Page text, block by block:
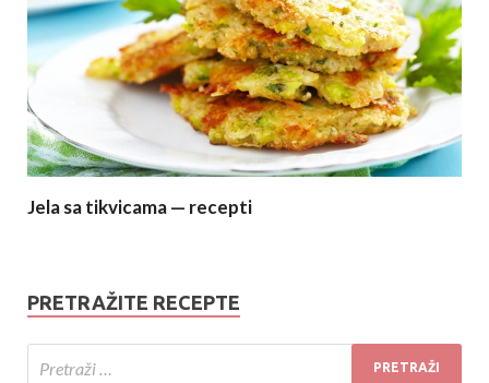
Jela sa tikvicama — recepti
PRETRAŽITE RECEPTE